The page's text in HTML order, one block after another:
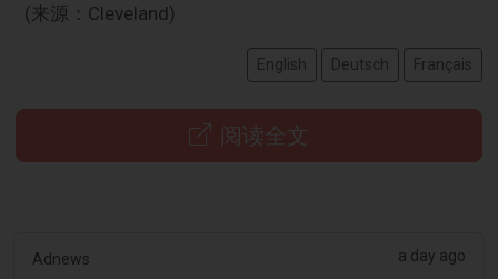
(来源：Cleveland)
English Deutsch Français
阅读全文
Adnews a day ago